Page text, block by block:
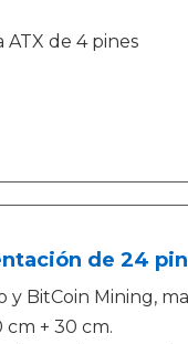
ATX de 4 pines
de 24
y BitCoin Mining,
+ 30 cm.